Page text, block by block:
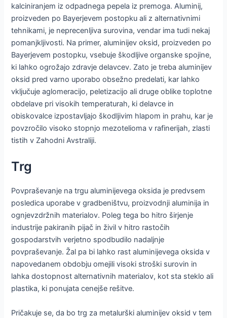
kalciniranjem iz odpadnega pepela iz premoga. Aluminij,
proizveden po Bayerjevem postopku ali z alternativnimi
tehnikami, je neprecenljiva surovina, vendar ima tudi nekaj
pomanjkljivosti. Na primer, aluminijev oksid, proizveden po
Bayerjevem postopku, vsebuje škodljive organske spojine,
ki lahko ogrožajo zdravje delavcev. Zato je treba aluminijev
oksid pred varno uporabo obsežno predelati, kar lahko
vključuje aglomeracijo, peletizacijo ali druge oblike toplotne
obdelave pri visokih temperaturah, ki delavce in
obiskovalce izpostavljajo škodljivim hlapom in prahu, kar je
povzročilo visoko stopnjo mezotelioma v rafinerijah, zlasti
tistih v Zahodni Avstraliji.
Trg
Povpraševanje na trgu aluminijevega oksida je predvsem
posledica uporabe v gradbeništvu, proizvodnji aluminija in
ognjevzdržnih materialov. Poleg tega bo hitro širjenje
industrije pakiranih pijač in živil v hitro rastočih
gospodarstvih verjetno spodbudilo nadaljnje
povpraševanje. Žal pa bi lahko rast aluminijevega oksida v
napovedanem obdobju omejili visoki stroški surovin in
lahka dostopnost alternativnih materialov, kot sta steklo ali
plastika, ki ponujata cenejše rešitve.
Pričakuje se, da bo trg za metalurški aluminijev oksid v tem